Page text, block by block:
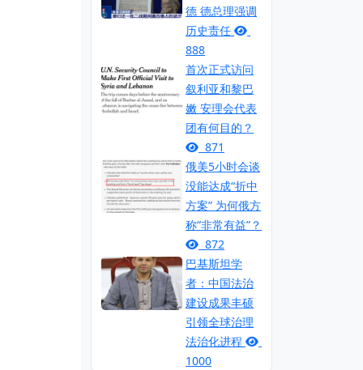
德 德总理强调
历史责任
888
首次正式访问
叙利亚和黎巴
嫩 安理会代表
团有何目的？
871
俄美5小时会谈
没能达成“折中
方案” 为何俄方
称“非常有益”？
872
巴基斯坦学
者：中国法治
建设成果丰硕
引领全球治理
法治化进程
1000